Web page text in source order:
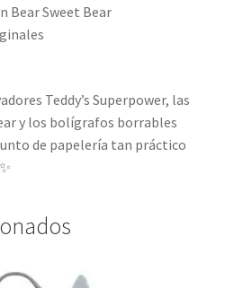
Bear Sweet Bear
Teddy’s Superpower, las
y los bolígrafos borrables
de papelería tan práctico